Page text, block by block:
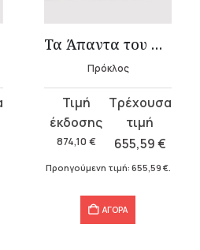
Τα Άπαντα του Πρόκλου
Πρόκλος
874,10 €
Original
price
was:
874,10 €.
655,59€
τρέχουσα
τιμή
είναι:
Προηγούμενη τιμή: 655,59 €.
ΑΓΟΡΑ